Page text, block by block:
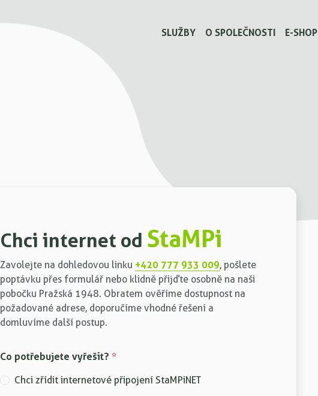
SLUŽBY O SPOLEČNOSTI E-SHOP
Chci internet od StaMPi
Zavolejte na dohledovou linku +420 777 933 009, pošlete
poptávku přes formulář nebo klidně přijďte osobně na naši
pobočku Pražská 1948. Obratem ověříme dostupnost na
požadované adrese, doporučíme vhodné řešení a
domluvíme další postup.
Co potřebujete vyřešit? *
Chci zřídit internetové připojení StaMPiNET